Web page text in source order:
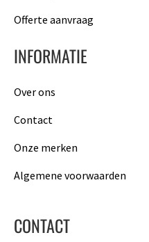
Offerte aanvraag
INFORMATIE
Over ons
Contact
Onze merken
Algemene voorwaarden
CONTACT